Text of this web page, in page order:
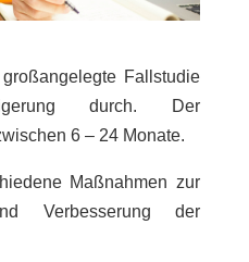
Fallstudie
durch. Der
6 – 24 Monate.
Maßnahmen zur
Verbesserung der